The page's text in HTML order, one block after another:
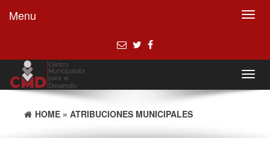
Menu
HOME » ATRIBUCIONES MUNICIPALES